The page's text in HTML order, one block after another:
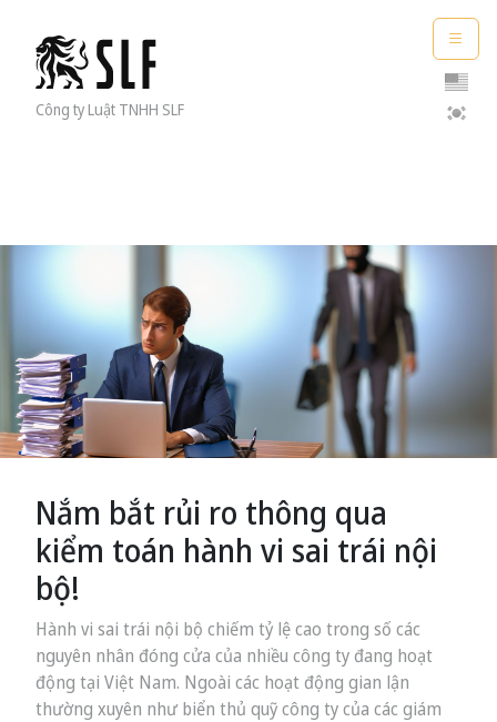
Công ty Luật TNHH SLF
Nắm bắt rủi ro thông qua
kiểm toán hành vi sai trái nội
bộ!
Hành vi sai trái nội bộ chiếm tỷ lệ cao trong số các
nguyên nhân đóng cửa của nhiều công ty đang hoạt
động tại Việt Nam. Ngoài các hoạt động gian lận
thường xuyên như biển thủ quỹ công ty của các giám